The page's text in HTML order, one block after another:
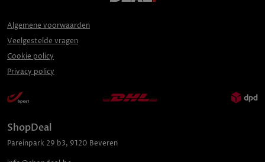
ShopDeal
Pareinpark 29 b3, 9120 Beveren
Algemene voorwaarden
Veelgestelde vragen
Cookie policy
Privacy policy